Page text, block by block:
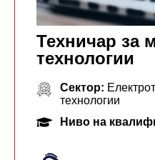
Техничар за
технологии
Сектор:
технологии
Ниво на